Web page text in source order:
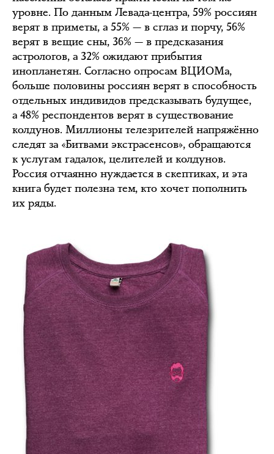
уровне. По данным Левада-центра, 59% россиян
верят в приметы, а 55% — в сглаз и порчу, 56%
верят в вещие сны, 36% — в предсказания
астрологов, а 32% ожидают прибытия
инопланетян. Согласно опросам ВЦИОМа,
больше половины россиян верят в способность
отдельных индивидов предсказывать будущее,
а 48% респондентов верят в существование
колдунов. Миллионы телезрителей напряжённо
следят за «Битвами экстрасенсов», обращаются
к услугам гадалок, целителей и колдунов.
Россия отчаянно нуждается в скептиках, и эта
книга будет полезна тем, кто хочет пополнить
их ряды.